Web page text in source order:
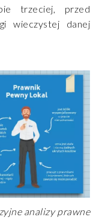
trzeciej, przed
wieczystej danej
analizy prawne